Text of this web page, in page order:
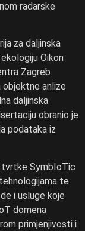
radarske
za daljinska
Oikon
Zagreb.
objektne anlize
daljinska
obranio je
podataka iz
tvrtke SymbIoTic
te
i usluge koje
domena
primjenjivosti i